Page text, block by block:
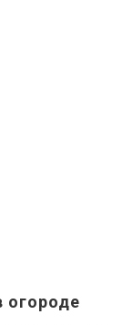
огороде